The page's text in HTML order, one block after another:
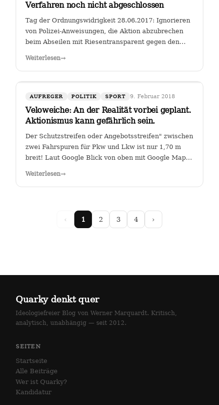
Verfahren noch nicht abgeschlossen
Tag der Ordnungswidrigkeit 28.06.2017: Ignorieren
von Polizei-Anweisungen, die Aktion abzubrechen
beim Abseilen mit Riesentransparent gegen den
Weiterlesen→
AUFREGER POLITIK SPORT 9. Februar 2018
Veloweiche: An der Realität vorbei geplant.
Aktionismus kann gefährlich sein.
Der Schutzstreifen oder Angebotsstreifen" zwischen
zwei Fahrspuren für Pkw und Lkw ist nur 1,70 m
breit! Laut Google Blick von oben mit Google Maps
Weiterlesen→
‹ 1 2 3 4 ›
Quarky denkt quer
Ideologiefreier Blog von Werner Marquardt. Kritisch,
analytisch, unabhängig — seit 2012.
SEITEN
Startseite
Alle Beiträge
Wer ist Quarky?
Kandidatur